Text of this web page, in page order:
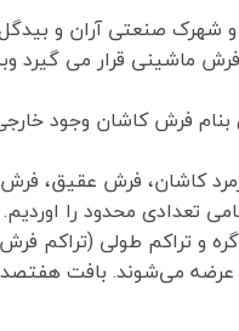
ماشینی قرار می گیرد
فرش کاشان وجود
کاشان، فرش عقیق،
تعدادی محدود را اوردیم.